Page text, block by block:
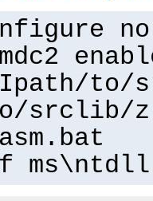
-Ipath/
srclib/
f